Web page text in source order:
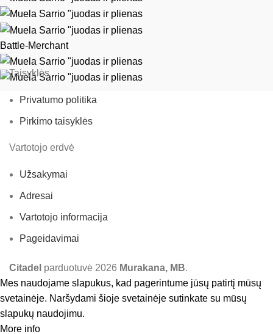
Battle-Merchant
Taisyklės
Privatumo politika
Pirkimo taisyklės
Vartotojo erdvė
Užsakymai
Adresai
Vartotojo informacija
Pageidavimai
Citadel parduotuvė 2026 Murakana, MB.
Mes naudojame slapukus, kad pagerintume jūsų patirtį mūsų
svetainėje. Naršydami šioje svetainėje sutinkate su mūsų
slapukų naudojimu.
More info